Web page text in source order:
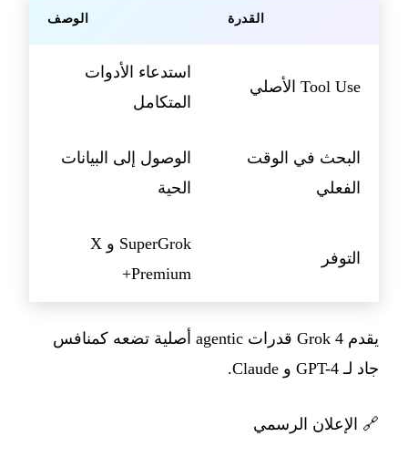
القدرة الوصف
Tool Use الأصلي
استدعاء الأدوات
المتكامل
البحث في الوقت
الفعلي
الوصول إلى البيانات
الحية
التوفر
SuperGrok و X
Premium+
يقدم Grok 4 قدرات agentic أصلية تضعه كمنافس
جاد لـ GPT-4 و Claude.
🔗 الإعلان الرسمي